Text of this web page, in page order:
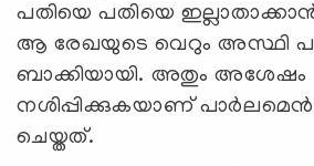
പതിയെ പതിയെ ഇല്ലാതാക്കാന്‍
ആ രേഖയുടെ വെറും അസ്ഥി
ബാക്കിയായി. അതും അശേഷം
നശിപ്പിക്കുകയാണ്
ചെയ്തത്.